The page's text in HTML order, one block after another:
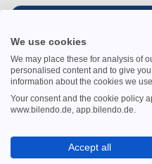
Spürbar
beim
✓ Wie Sie an den
Kostenfreien Guide
We use cookies
We may place these for analysis of
personalised content and to give
information about the cookies we
Your consent and the cookie policy
www.bilendo.de, app.bilendo.de.
Accept all